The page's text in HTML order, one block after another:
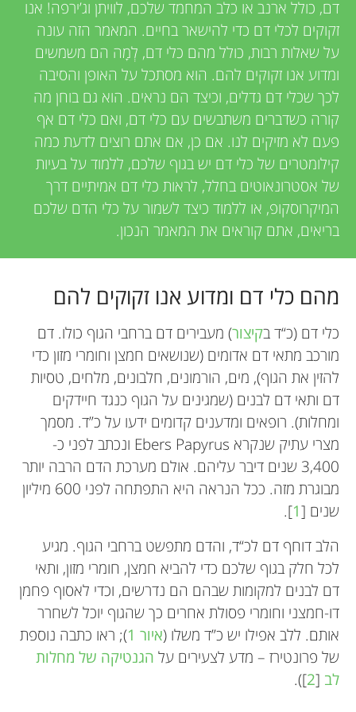
n
g
M
n
s
w
e
r
s
דם, כולל ארנב או כלב המחמד שלכם, לוויתן וג’ירפה! אנו
זקוקים לכלי דם כדי להישאר בחיים. המאמר הזה עונה
על שאלות רבות, כולל מהם כלי דם, לְמָה הם משמשים
ומדוע אנו זקוקים להם. הוא מסתכל על האופן והסיבה
לכך שכלי דם גדלים, וכיצד הם נראים. הוא גם בוחן מה
קורה כשדברים משתבשים עם כלי דם, ואם כלי דם אף
פעם לא מזיקים לנו. אם כן, אם אתם רוצים לדעת כמה
קילומטרים של כלי דם יש בגוף שלכם, ללמוד על בעיות
של אסטרונאוטים בחלל, לראות כלי דם אמיתיים דרך
המיקרוסקופ, או ללמוד כיצד לשמור על כלי הדם שלכם
בריאים, אתם קוראים את המאמר הנכון.
מהם כלי דם ומדוע אנו זקוקים להם
כלי דם (כ“ד בקיצור) מעבירים דם ברחבי הגוף כולו. דם
מורכב מתאי דם אדומים (שנושאים חמצן וחומרי מזון כדי
להזין את הגוף), מים, הורמונים, חלבונים, מלחים, טסיות
דם ותאי דם לבנים (שמגינים על הגוף כנגד חיידקים
ומחלות). רופאים ומדענים קדומים ידעו על כ”ד. מסמך
מצרי עתיק שנקרא Ebers Papyrus ונכתב לפני כ-
3,400 שנים דיבר עליהם. אולם מערכת הדם הרבה יותר
מבוגרת מזה. ככל הנראה היא התפתחה לפני 600 מיליון
שנים [1
].
הלב דוחף דם לכ“ד, והדם מתפשט ברחבי הגוף. מגיע
לכל חלק בגוף שלכם כדי להביא חמצן, חומרי מזון, ותאי
דם לבנים למקומות שבהם הם נדרשים, וכדי לאסוף פחמן
דו-חמצני וחומרי פסולת אחרים כך שהגוף יוכל לשחרר
אותם. ללב אפילו יש כ”ד משלו (איור 1 ); ראו כתבה נוספת
של פרונטירז – מדע לצעירים על הגנטיקה של מחלות
לב [
2
]).